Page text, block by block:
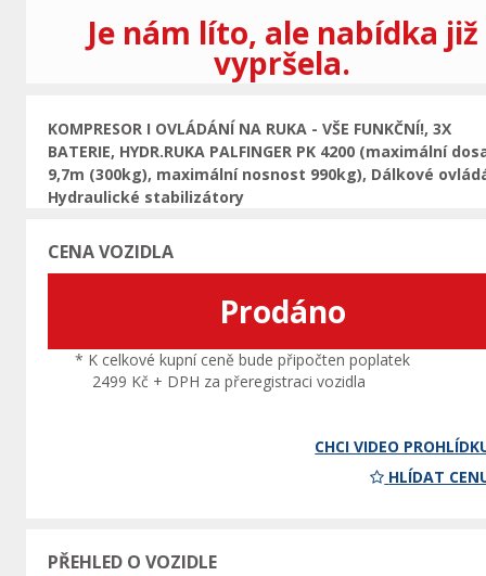
Je nám líto, ale nabídka již
vypršela.
KOMPRESOR I OVLÁDÁNÍ NA RUKA - VŠE FUNKČNÍ!, 3X
BATERIE, HYDR.RUKA PALFINGER PK 4200 (maximální
9,7m (300kg), maximální nosnost 990kg), Dálkové
Hydraulické stabilizátory
CENA VOZIDLA
Prodáno
* K celkové kupní ceně bude připočten poplatek
2499 Kč + DPH za přeregistraci vozidla
CHCI VIDEO
HLÍDAT
PŘEHLED O VOZIDLE